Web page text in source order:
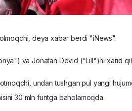
deya xabar berdi "iNews".
va Jonatan Devid ("Lill")ni xarid
undan tushgan pul yangi
30 mln funtga baholamoqda.